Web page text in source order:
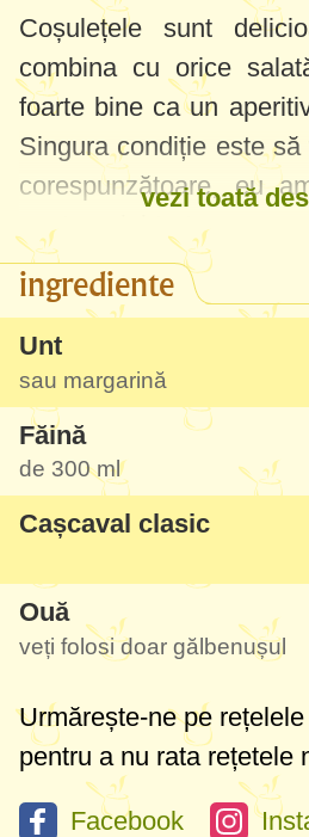
Coșulețele sunt
combina cu orice
foarte bine ca un
Singura condiție este
corespunzătoare, eu
pentru mini-tarte.
vezi toată
ingrediente
Unt
sau margarină
Făină
de 300 ml
Cașcaval clasic
Ouă
veți folosi doar gălbenușul
Urmărește-ne pe
pentru a nu rata rețetele
Facebook